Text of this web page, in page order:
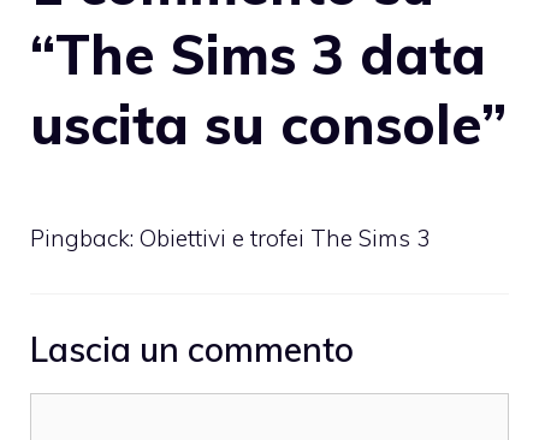
“The Sims 3 data
uscita su console”
Pingback: Obiettivi e trofei The Sims 3
Lascia un commento